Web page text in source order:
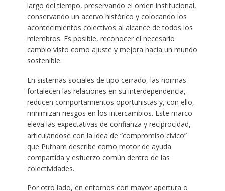
largo del tiempo, preservando el orden institucional,
conservando un acervo histórico y colocando los
acontecimientos colectivos al alcance de todos los
miembros. Es posible, reconocer el necesario
cambio visto como ajuste y mejora hacia un mundo
sostenible.
En sistemas sociales de tipo cerrado, las normas
fortalecen las relaciones en su interdependencia,
reducen comportamientos oportunistas y, con ello,
minimizan riesgos en los intercambios. Este marco
eleva las expectativas de confianza y reciprocidad,
articulándose con la idea de “compromiso cívico”
que Putnam describe como motor de ayuda
compartida y esfuerzo común dentro de las
colectividades.
Por otro lado, en entornos con mayor apertura o